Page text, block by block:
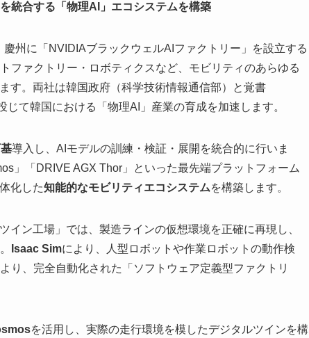
統合する「物理AI」エコシステムを構築
州に「NVIDIAブラックウェルAIファクトリー」を設立する
ファクトリー・ロボティクスなど、モビリティのあらゆる
す。両社は韓国政府（科学技術情報通信部）と覚書
て韓国における「物理AI」産業の育成を加速します。
導入し、AIモデルの訓練・検証・展開を統合的に行いま
」「DRIVE AGX Thor」といった最先端プラットフォーム
化した知能的なモビリティエコシステムを構築します。
イン工場」では、製造ラインの仮想環境を正確に再現し、
Isaac Simにより、人型ロボットや作業ロボットの動作検
り、完全自動化された「ソフトウェア定義型ファクトリ
を活用し、実際の走行環境を模したデジタルツインを構